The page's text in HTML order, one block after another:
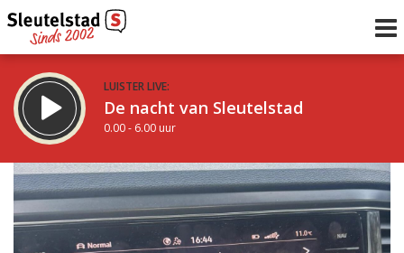
LUISTER LIVE:
De nacht van Sleutelstad
0.00 - 6.00 uur
STRAKS:
De ochtend van Sleutelstad
6.00 - 12.00 uur
Vorig uur
uur 1 van 0 Volgend uur